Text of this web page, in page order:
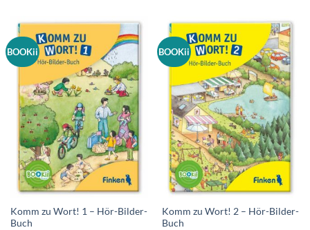
BOOKii
Komm zu Wort! 1 – Hör-Bilder-
Buch
BOOKii
Komm zu Wort! 2 – Hör-Bilder-
Buch